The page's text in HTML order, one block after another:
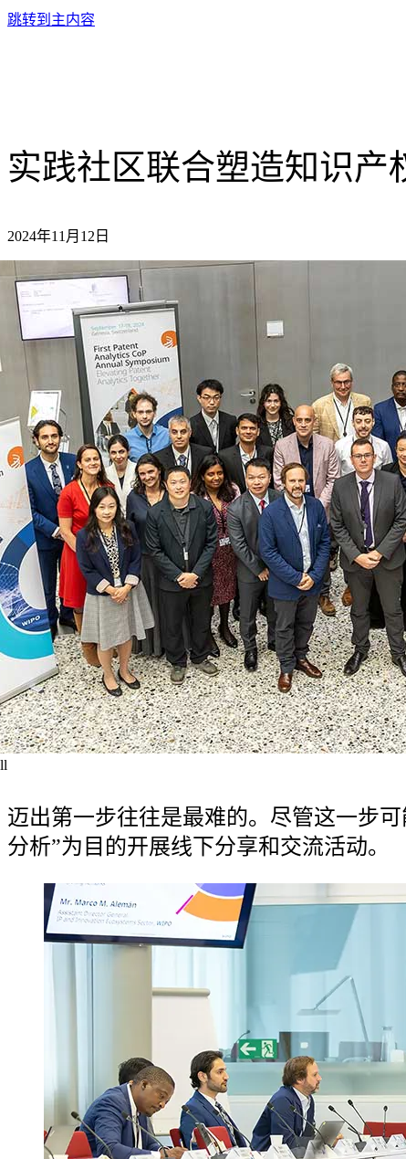
跳转到主内容
实践社区联合塑造知识产
2024年11月12日
迈出第一步往往是最难的。尽管这一步
分析”为目的开展线下分享和交流活动。